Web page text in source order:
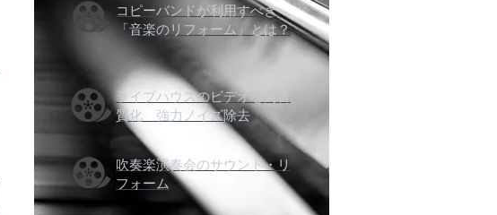
コピーバンドが利用すべき
「音楽のリフォーム」とは？
ライブハウスのビデオを高音
質化 強力ノイズ除去
吹奏楽演奏会のサウンド・リ
フォーム